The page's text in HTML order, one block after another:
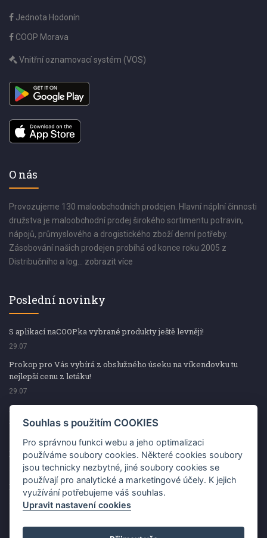
Jednota Hodonín
COOP Morava
Vnitřní oznamovací systém (VOS)
O nás
Provozujeme 130 maloobchodních prodejen. Hlavní náplní činnosti
družstva je maloobchodní prodej širokého sortimentu potravin,
nápojů, průmyslového a drogistického zboží denní potřeby.
Zásobování našich prodejen probíhá od konce roku 2005 z
Distribučního a log... zobrazit více
Poslední novinky
S aplikací naCOOPka vybrané produkty ještě levněji!
29.07
Prokop pro Vás vybírá z obslužného úseku na víkendovku tu
nejlepší cenu z letáku!
29.07
Prokop pro Vás vybírá z obslužného úseku na víkendovku tu
nejlepší cenu z letáku!
Kup špekáčky od Váhaly a vyhraj s naCOOPkou sekerku Fiskars
29.07
Prokop pro Vás vybírá na víkendovku ty nejlepší ceny z letáku!
29.07
Souhlas s použitím COOKIES
Pro správnou funkci webu a jeho optimalizaci
používáme soubory cookies. Některé cookies soubory
jsou technicky nezbytné, jiné soubory cookies se
používají pro analytické a marketingové účely. K jejich
využívání potřebujeme váš souhlas.
Upravit nastavení cookies